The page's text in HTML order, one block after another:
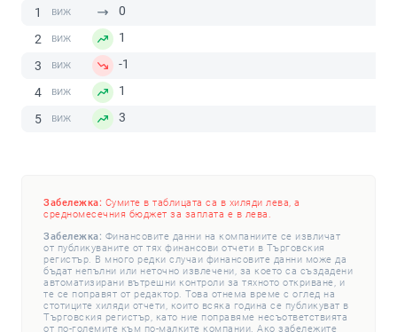
1
0
2
1
3
-1
4
1
5
3
Забележка: Сумите в таблицата са в хиляди лева, а
средномесечния бюджет за заплата е в лева.
Забележка: Финансовите данни на компаниите се извличат
от публикуваните от тях финансови отчети в Търговския
регистър. В много редки случаи финансовите данни може да
бъдат непълни или неточно извлечени, за което са създадени
автоматизирани вътрешни контроли за тяхното откриване, и
те се поправят от редактор. Това отнема време с оглед на
стотиците хиляди отчети, които всяка година се публикуват в
Търговския регистър, като ние поправяме несъответствията
от по-големите към по-малките компании. Ако забележите